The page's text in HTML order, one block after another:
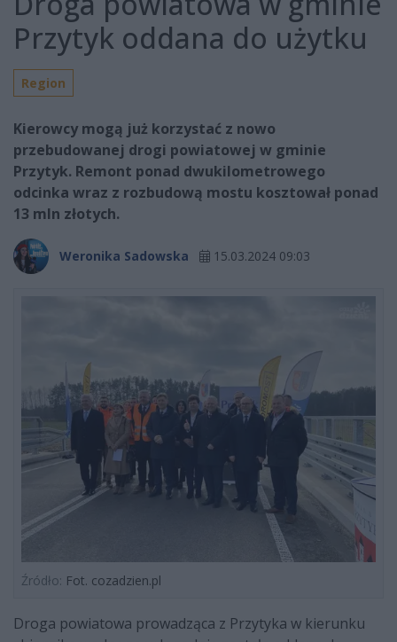
Przytyk oddana do użytku
Region
Kierowcy mogą już korzystać z nowo
przebudowanej drogi powiatowej w gminie
Przytyk. Remont ponad dwukilometrowego
odcinka wraz z rozbudową mostu kosztował ponad
13 mln złotych.
Weronika Sadowska 15.03.2024 09:03
Źródło: Fot. cozadzien.pl
Droga powiatowa prowadząca z Przytyka w kierunku